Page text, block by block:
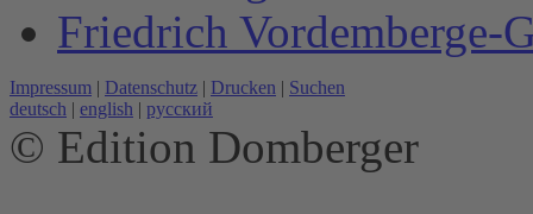
Friedrich Vordemberge-
Impressum | Datenschutz | Drucken | Suchen
deutsch | english | русский
© Edition Domberger